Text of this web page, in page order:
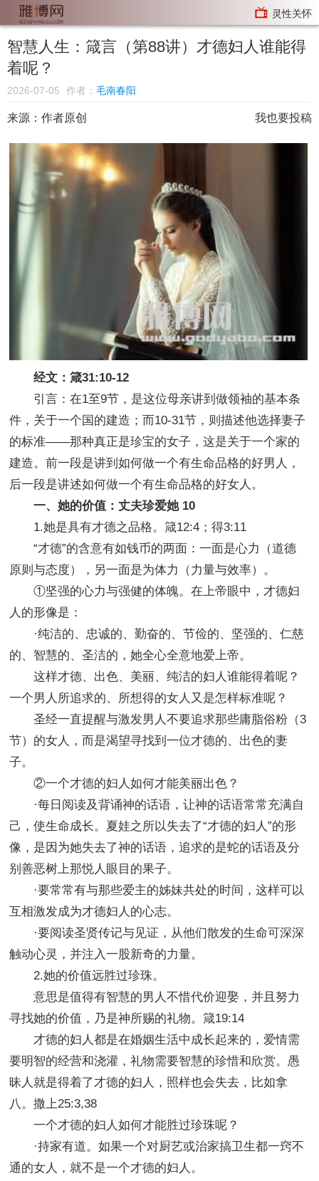
灵性关怀
智慧人生：箴言（第88讲）才德妇人谁能得
着呢？
2026-07-05 作者： 毛南春阳
来源： 作者原创 我也要投稿
经文：箴31:10-12
引言：在1至9节，是这位母亲讲到做领袖的基本条
件，关于一个国的建造；而10-31节，则描述他选择妻子
的标准——那种真正是珍宝的女子，这是关于一个家的
建造。前一段是讲到如何做一个有生命品格的好男人，
后一段是讲述如何做一个有生命品格的好女人。
一、她的价值：丈夫珍爱她 10
1.她是具有才德之品格。箴12:4；得3:11
“才德”的含意有如钱币的两面：一面是心力（道德
原则与态度），另一面是为体力（力量与效率）。
①坚强的心力与强健的体魄。在上帝眼中，才德妇
人的形像是：
·纯洁的、忠诚的、勤奋的、节俭的、坚强的、仁慈
的、智慧的、圣洁的，她全心全意地爱上帝。
这样才德、出色、美丽、纯洁的妇人谁能得着呢？
一个男人所追求的、所想得的女人又是怎样标准呢？
圣经一直提醒与激发男人不要追求那些庸脂俗粉（3
节）的女人，而是渴望寻找到一位才德的、出色的妻
子。
②一个才德的妇人如何才能美丽出色？
·每日阅读及背诵神的话语，让神的话语常常充满自
己，使生命成长。夏娃之所以失去了“才德的妇人”的形
像，是因为她失去了神的话语，追求的是蛇的话语及分
别善恶树上那悦人眼目的果子。
·要常常有与那些爱主的姊妹共处的时间，这样可以
互相激发成为才德妇人的心志。
·要阅读圣贤传记与见证，从他们散发的生命可深深
触动心灵，并注入一股新奇的力量。
2.她的价值远胜过珍珠。
意思是值得有智慧的男人不惜代价迎娶，并且努力
寻找她的价值，乃是神所赐的礼物。箴19:14
才德的妇人都是在婚姻生活中成长起来的，爱情需
要明智的经营和浇灌，礼物需要智慧的珍惜和欣赏。愚
昧人就是得着了才德的妇人，照样也会失去，比如拿
八。撒上25:3,38
一个才德的妇人如何才能胜过珍珠呢？
·持家有道。如果一个对厨艺或治家搞卫生都一窍不
通的女人，就不是一个才德的妇人。